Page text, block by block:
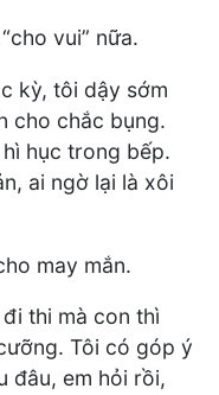
vui” nữa.
kỳ, tôi dậy sớm
cho chắc bụng.
hục trong bếp.
ai ngờ lại là xôi
may mắn.
thi mà con thì
Tôi có góp ý
đâu, em hỏi rồi,